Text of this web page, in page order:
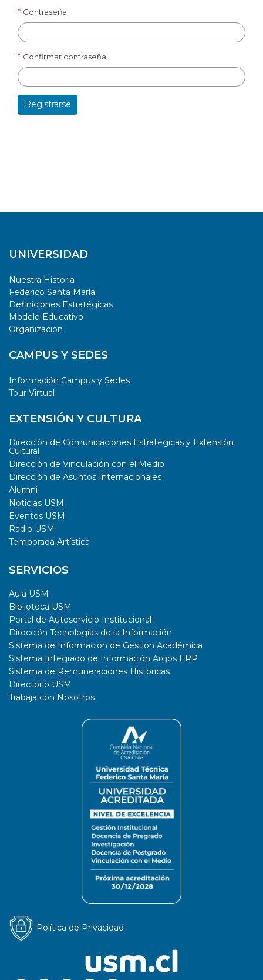
Contraseña
Confirmar contraseña
UNIVERSIDAD
Nuestra Historia
Federico Santa María
Definiciones Estratégicas
Modelo Educativo
Organización
CAMPUS Y SEDES
Información Campus y Sedes
Tour Virtual
EXTENSIÓN Y CULTURA
Dirección de Comunicaciones Estratégicas y Extensión
Cultural
Dirección de Vinculación con el Medio
Dirección de Asuntos Internacionales
Alumni
Noticias USM
Eventos USM
Radio USM
Temporada Artística
SERVICIOS
Aula USM
Biblioteca USM
Portal de Autoservicio Institucional
Dirección Tecnologías de la Información
Sistema de Información de Gestión Académica
Sistema Integrado de Información Argos ERP
Sistema de Remuneraciones Históricas
Directorio USM
Trabaja con Nosotros
Política de Privacidad